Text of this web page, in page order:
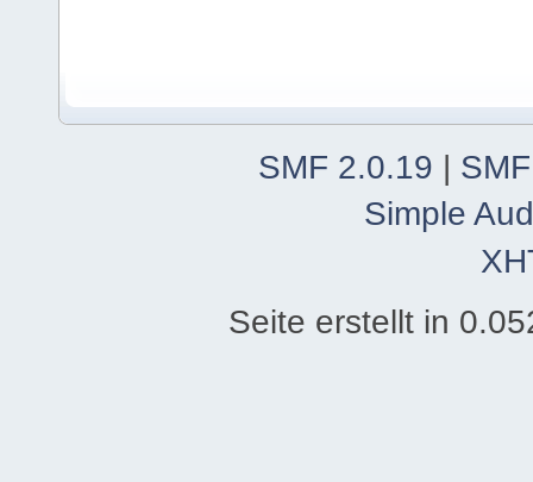
SMF 2.0.19 |
Simple
Seite erstellt in